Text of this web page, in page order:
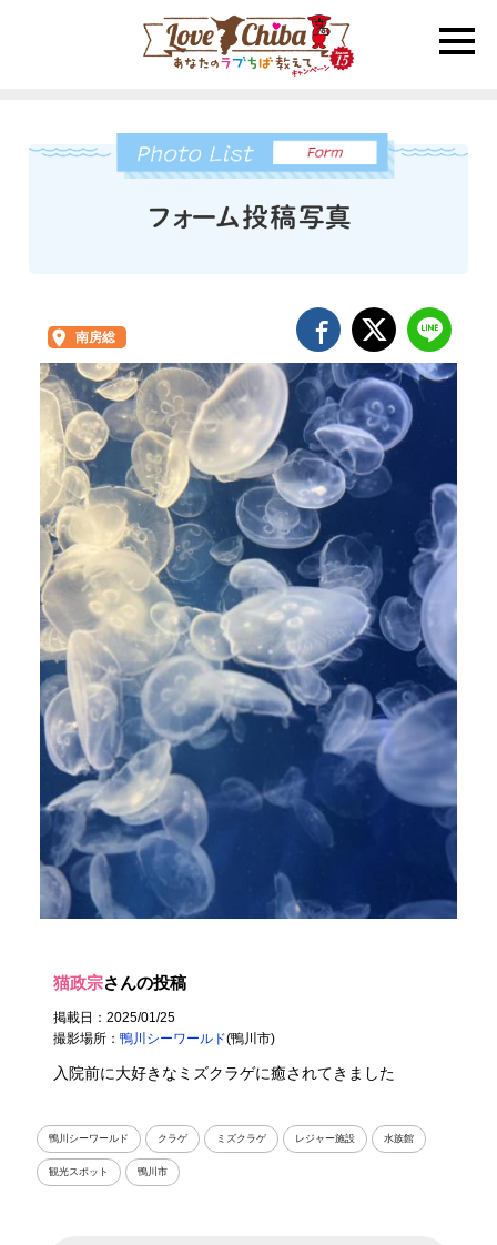
toggle
南房総
猫政宗さんの投稿
掲載日：2025/01/25
撮影場所：鴨川シーワールド(鴨川市)
入院前に大好きなミズクラゲに癒されてきました
鴨川シーワールド クラゲ ミズクラゲ レジャー施設 水族館
観光スポット 鴨川市